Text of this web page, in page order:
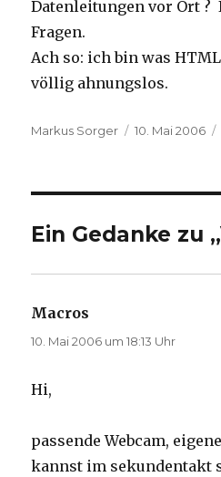
Datenleitungen vor Ort ?
Fragen.
Ach so: ich bin was
völlig ahnungslos.
Autor
Markus Sorger
Veröffentlicht
10. Mai 2006
Ein Gedanke zu
Macros
10. Mai 2006 um 18:13 Uhr
Hi,
passende Webcam,
kannst im sekundentakt